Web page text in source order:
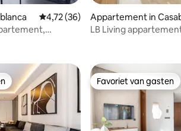
5, 119 recensies
Gemiddelde beoordeling van 4,72
4,72 (36)
Appartement in
LB Living
Favoriet van gasten
Favoriet van gasten